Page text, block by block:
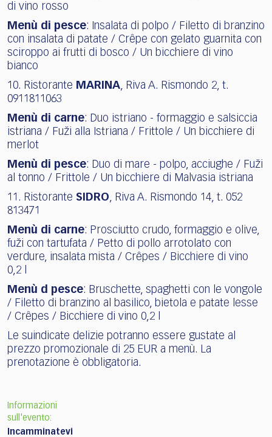
di vino rosso
Menù di pesce: Insalata di polpo / Filetto di branzino
con insalata di patate / Crêpe con gelato guarnita con
sciroppo ai frutti di bosco / Un bicchiere di vino
bianco
10. Ristorante MARINA, Riva A. Rismondo 2, t.
0911811063
Menù di carne: Duo istriano - formaggio e salsiccia
istriana / Fuži alla Istriana / Frittole / Un bicchiere di
merlot
Menù di pesce: Duo di mare - polpo, acciughe / Fuži
al tonno / Frittole / Un bicchiere di Malvasia istriana
11. Ristorante SIDRO, Riva A. Rismondo 14, t. 052
813471
Menù di carne: Prosciutto crudo, formaggio e olive,
fuži con tartufata / Petto di pollo arrotolato con
verdure, insalata mista / Crêpes / Bicchiere di vino
0,2 l
Menù d pesce: Bruschette, spaghetti con le vongole
/ Filetto di branzino al basilico, bietola e patate lesse
/ Crêpes / Bicchiere di vino 0,2 l
Le suindicate delizie potranno essere gustate al
prezzo promozionale di 25 EUR a menù. La
prenotazione è obbligatoria.
Informazioni
sull'evento:
Incamminatevi